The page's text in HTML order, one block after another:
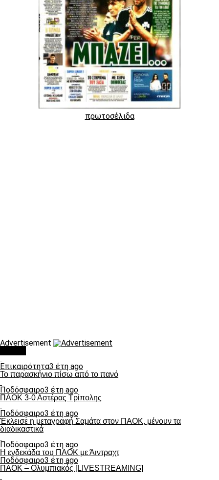
πρωτοσέλιδα
Advertisement
Επικαιρότητα3 έτη ago
Το παρασκήνιο πίσω από το πανό
Ποδόσφαιρο3 έτη ago
ΠΑΟΚ 3-0 Αστέρας Τρίπολης
Ποδόσφαιρο3 έτη ago
Έκλεισε η μεταγραφή Σαμάτα στον ΠΑΟΚ, μένουν τα
διαδικαστικά
Ποδόσφαιρο3 έτη ago
Η ενδεκάδα του ΠΑΟΚ με Άιντραχτ
Ποδόσφαιρο3 έτη ago
ΠΑΟΚ – Ολυμπιακός [LIVESTREAMING]